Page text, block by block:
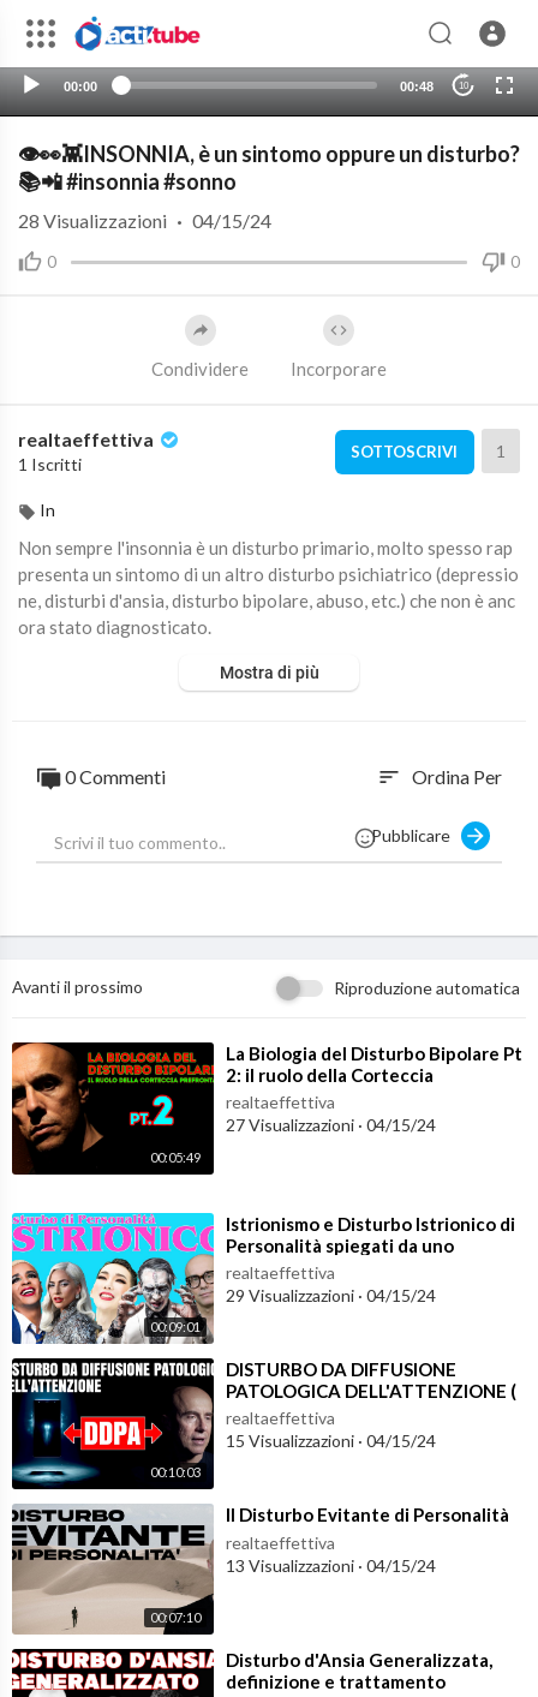
00:00 00:48 10
👁️👀👾INSONNIA, è un sintomo oppure un disturbo?
📚📲 #insonnia #sonno
0 0
28 Visualizzazioni · 04/15/24
Condividere Incorporare
realtaeffettiva
1 Iscritti
SOTTOSCRIVI 1
In
Non sempre l'insonnia è un disturbo primario, molto spesso rap
presenta un sintomo di un altro disturbo psichiatrico (depressio
ne, disturbi d'ansia, disturbo bipolare, abuso, etc.) che non è anc
ora stato diagnosticato.
drare il paziente in tutte le sue dimensioni bio-psico-sociali pri
Mostra di più
0 Commenti sort Ordina Per
Pubblicare
Avanti il prossimo Riproduzione automatica
00:05:49
⁣La Biologia del Disturbo Bipolare Pt
2: il ruolo della Corteccia
Prefrontale
realtaeffettiva
27 Visualizzazioni · 04/15/24
00:09:01
⁣Istrionismo e Disturbo Istrionico di
Personalità spiegati da uno
psichiatra
realtaeffettiva
29 Visualizzazioni · 04/15/24
00:10:03
⁣DISTURBO DA DIFFUSIONE
PATOLOGICA DELL'ATTENZIONE (
realtaeffettiva
15 Visualizzazioni · 04/15/24
00:07:10
⁣Il Disturbo Evitante di Personalità
realtaeffettiva
13 Visualizzazioni · 04/15/24
⁣Disturbo d'Ansia Generalizzata,
definizione e trattamento